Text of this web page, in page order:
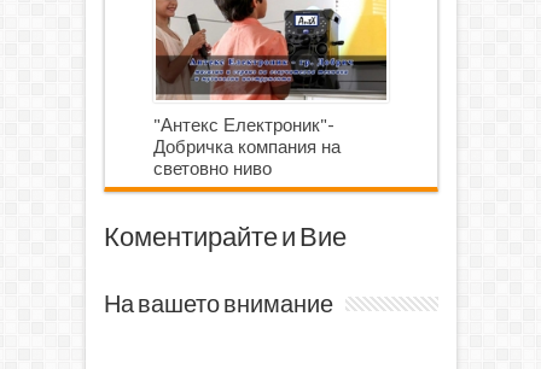
"Антекс Електроник"-
Добричка компания на
световно ниво
Коментирайте и Вие
На вашето внимание